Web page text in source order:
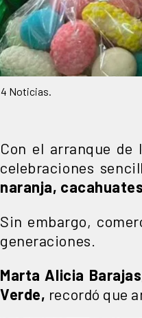
Noticias.
Con el arranque de
celebraciones
naranja,
Sin embargo,
generaciones.
Marta Alicia
Verde, recordó que